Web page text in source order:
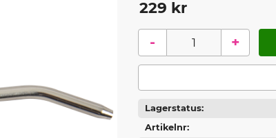
229 kr
+
-
Lagerstatus
Artikelnr